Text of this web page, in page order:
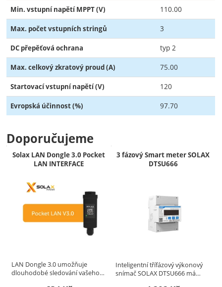
Min. vstupní napětí MPPT (V) 110.00
Max. počet vstupních stringů 3
DC přepěťová ochrana typ 2
Max. celkový zkratový proud (A) 75.00
Startovací vstupní napětí (V) 120
Evropská účinnost (%) 97.70
Doporučujeme
Solax LAN Dongle 3.0 Pocket
LAN INTERFACE
LAN Dongle 3.0 umožňuje
dlouhodobé sledování vašeho…
3 fázový Smart meter SOLAX
DTSU666
Inteligentní třífázový výkonový
snímač SOLAX DTSU666 má…